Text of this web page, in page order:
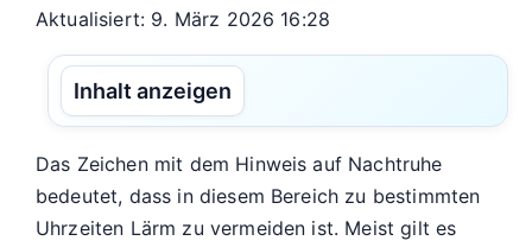
Aktualisiert: 9. März 2026 16:28
Inhalt anzeigen
Das Zeichen mit dem Hinweis auf Nachtruhe
bedeutet, dass in diesem Bereich zu bestimmten
Uhrzeiten Lärm zu vermeiden ist. Meist gilt es